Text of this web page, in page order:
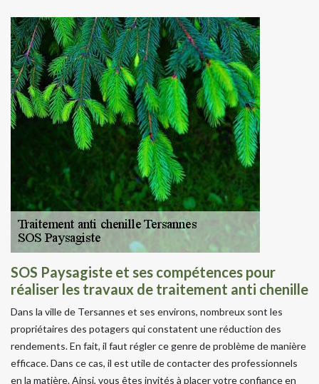
SOS Paysagiste et ses compétences pour
réaliser les travaux de traitement anti chenille
Dans la ville de Tersannes et ses environs, nombreux sont les
propriétaires des potagers qui constatent une réduction des
rendements. En fait, il faut régler ce genre de problème de manière
efficace. Dans ce cas, il est utile de contacter des professionnels
en la matière. Ainsi, vous êtes invités à placer votre confiance en